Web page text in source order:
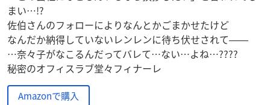
まい…!?
佐伯さんのフォローによりなんとかごまかせたけど
なんだか納得していないレンレンに待ち伏せされて――
…奈々子がなこるんだってバレて…ない…よね…????
秘密のオフィスラブ堂々フィナーレ
Amazonで購入